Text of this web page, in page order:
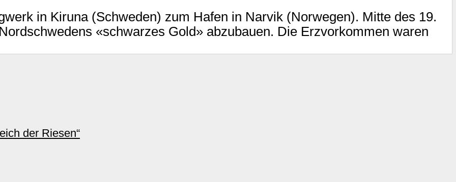
in Kiruna (Schweden) zum Hafen in Narvik (Norwegen). Mitte des 19.
«schwarzes Gold» abzubauen. Die Erzvorkommen waren
der Riesen“